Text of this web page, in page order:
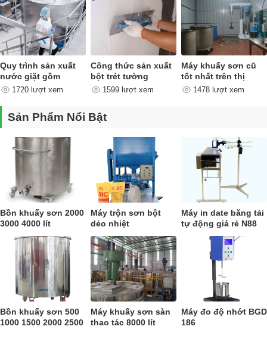
Quy trình sản xuất
nước giặt gồm
những công đoạn
1720 lượt xem
Công thức sản xuất
bột trét tường
1599 lượt xem
Máy khuấy sơn cũ
tốt nhất trên thị
trường
1478 lượt xem
Sản Phẩm Nổi Bật
Bồn khuấy sơn 2000
3000 4000 lít
Máy trộn sơn bột
dẻo nhiệt
Máy in date băng tải
tự động giá rẻ N88
Bồn khuấy sơn 500
1000 1500 2000 2500
Máy khuấy sơn sàn
thao tác 8000 lít
Máy đo độ nhớt BGD
186